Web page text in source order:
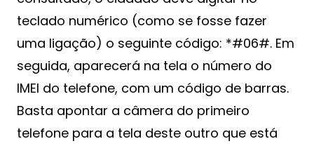
teclado numérico (como se fosse fazer
uma ligação) o seguinte código: *#06#. Em
seguida, aparecerá na tela o número do
IMEI do telefone, com um código de barras.
Basta apontar a câmera do primeiro
telefone para a tela deste outro que está